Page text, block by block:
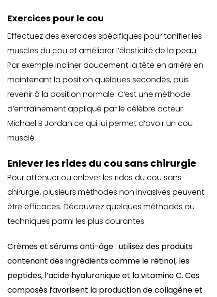
Exercices pour le cou
Effectuez des exercices spécifiques pour tonifier les
muscles du cou et améliorer l’élasticité de la peau.
Par exemple incliner doucement la tête en arrière en
maintenant la position quelques secondes, puis
revenir à la position normale. C’est une méthode
d’entraînement appliqué par le célèbre acteur
Michael B Jordan ce qui lui permet d’avoir un cou
musclé.
Enlever les rides du cou sans chirurgie
Pour atténuer ou enlever les rides du cou sans
chirurgie, plusieurs méthodes non invasives peuvent
être efficaces. Découvrez quelques méthodes ou
techniques parmi les plus courantes :
Crèmes et sérums anti-âge : utilisez des produits
contenant des ingrédients comme le rétinol, les
peptides, l’acide hyaluronique et la vitamine C. Ces
composés favorisent la production de collagène et